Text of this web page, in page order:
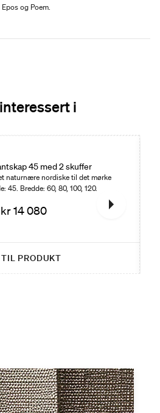
og Poem.
i
45 med 2 skuffer
naturnære nordiske til det mørke
45. Bredde: 60, 80, 100, 120.
kr 14 080
PRODUKT